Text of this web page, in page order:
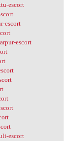
escort
escort
escort
escort